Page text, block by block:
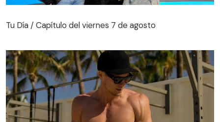
Tu Día / Capítulo del viernes 7 de agosto